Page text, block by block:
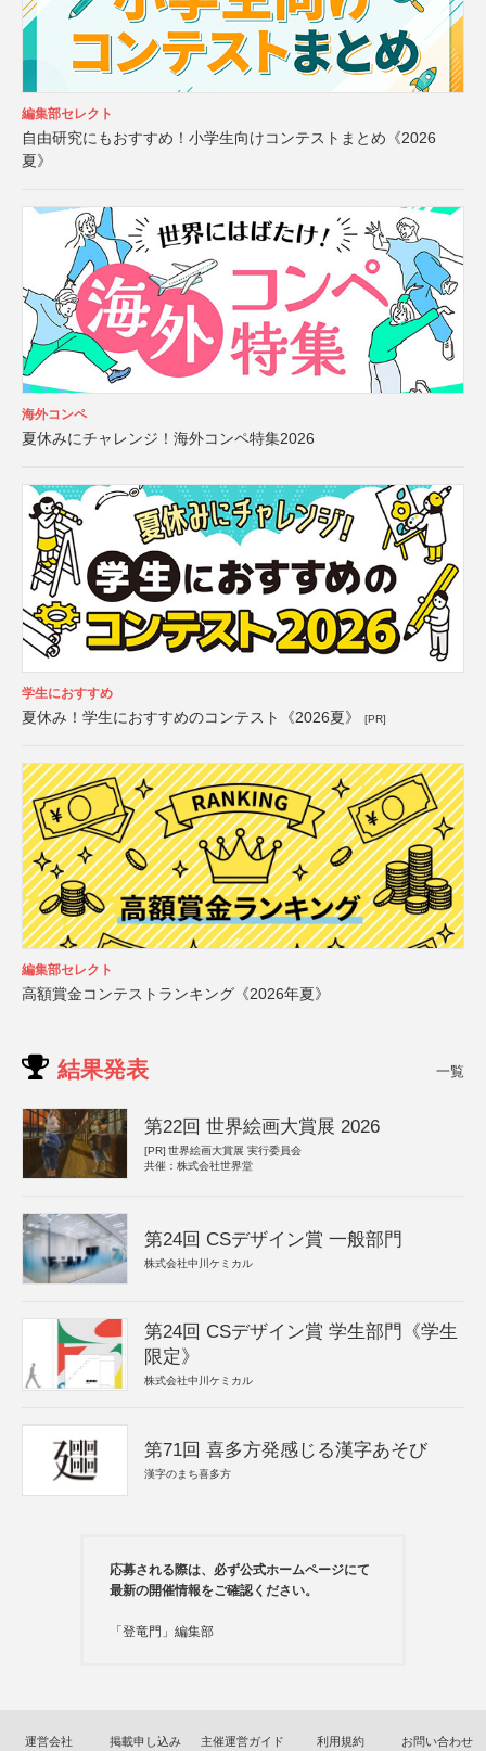
編集部セレクト
自由研究にもおすすめ！小学生向けコンテストまとめ《2026
夏》
海外コンペ
夏休みにチャレンジ！海外コンペ特集2026
学生におすすめ
夏休み！学生におすすめのコンテスト《2026夏》 [PR]
編集部セレクト
高額賞金コンテストランキング《2026年夏》
結果発表 一覧
第22回 世界絵画大賞展 2026
[PR] 世界絵画大賞展 実行委員会
共催：株式会社世界堂
第24回 CSデザイン賞 一般部門
株式会社中川ケミカル
第24回 CSデザイン賞 学生部門《学生
限定》
株式会社中川ケミカル
第71回 喜多方発感じる漢字あそび
漢字のまち喜多方
応募される際は、必ず公式ホームページにて
最新の開催情報をご確認ください。
「登竜門」編集部
運営会社 掲載申し込み 主催運営ガイド 利用規約 お問い合わせ